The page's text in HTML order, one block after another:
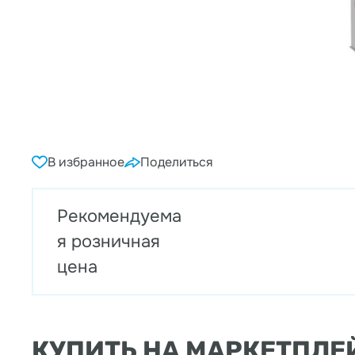
В избранное Поделиться
Рекомендуема
я розничная
цена